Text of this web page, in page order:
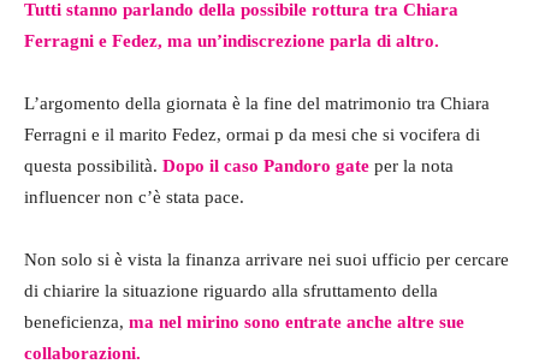
Tutti stanno parlando della possibile rottura tra Chiara
Ferragni e Fedez, ma un’indiscrezione parla di altro.
L’argomento della giornata è la fine del matrimonio tra Chiara
Ferragni e il marito Fedez, ormai p da mesi che si vocifera di
questa possibilità. Dopo il caso Pandoro gate per la nota
influencer non c’è stata pace.
Non solo si è vista la finanza arrivare nei suoi ufficio per cercare
di chiarire la situazione riguardo alla sfruttamento della
beneficienza, ma nel mirino sono entrate anche altre sue
collaborazioni.